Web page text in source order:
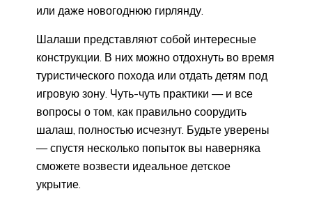
или даже новогоднюю гирлянду.
Шалаши представляют собой интересные
конструкции. В них можно отдохнуть во время
туристического похода или отдать детям под
игровую зону. Чуть-чуть практики — и все
вопросы о том, как правильно соорудить
шалаш, полностью исчезнут. Будьте уверены
— спустя несколько попыток вы наверняка
сможете возвести идеальное детское
укрытие.